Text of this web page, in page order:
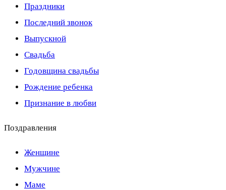
Праздники
Последний звонок
Выпускной
Свадьба
Годовщина свадьбы
Рождение ребенка
Признание в любви
Поздравления
Женщине
Мужчине
Маме